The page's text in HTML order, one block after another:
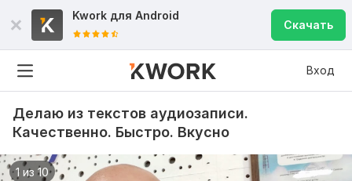
Kwork для Android
Скачать
Вход
Делаю из текстов аудиозаписи.
Качественно. Быстро. Вкусно
1 из 10